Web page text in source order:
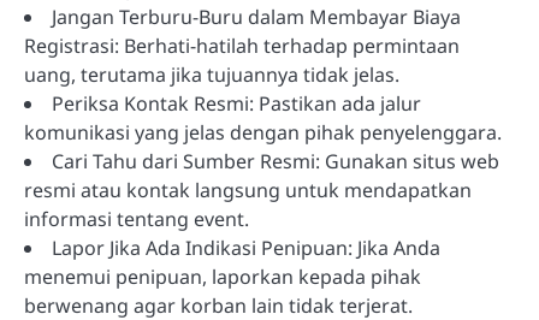
Jangan Terburu-Buru dalam Membayar Biaya
Registrasi: Berhati-hatilah terhadap permintaan
uang, terutama jika tujuannya tidak jelas.
Periksa Kontak Resmi: Pastikan ada jalur
komunikasi yang jelas dengan pihak penyelenggara.
Cari Tahu dari Sumber Resmi: Gunakan situs web
resmi atau kontak langsung untuk mendapatkan
informasi tentang event.
Lapor Jika Ada Indikasi Penipuan: Jika Anda
menemui penipuan, laporkan kepada pihak
berwenang agar korban lain tidak terjerat.